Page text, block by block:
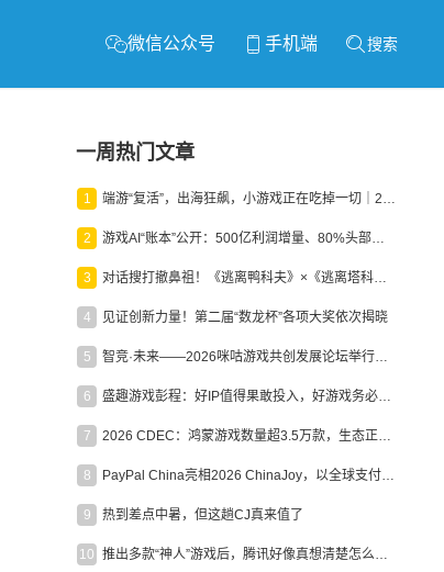
微信公众号 手机端 搜索
一周热门文章
1 端游“复活”，出海狂飙，小游戏正在吃掉一切｜2026上半年产业报告
2 游戏AI“账本”公开：500亿利润增量、80%头部入局，谁在闷声发财？
3 对话搜打撤鼻祖！《逃离鸭科夫》×《逃离塔科夫》官方线下沙龙落幕
4 见证创新力量！第二届“数龙杯”各项大奖依次揭晓
5 智竞·未来——2026咪咕游戏共创发展论坛举行：聚力精品内容、AI创作与电竞生态，共建高品质益智健康游戏社区
6 盛趣游戏彭程：好IP值得果敢投入，好游戏务必长效经营
7 2026 CDEC：鸿蒙游戏数量超3.5万款，生态正循环加速产业高质量发展
8 PayPal China亮相2026 ChinaJoy，以全球支付能力助力中国游戏企业深化全球运营
9 热到差点中暑，但这趟CJ真来值了
10 推出多款“神人”游戏后，腾讯好像真想清楚怎么做二次元了